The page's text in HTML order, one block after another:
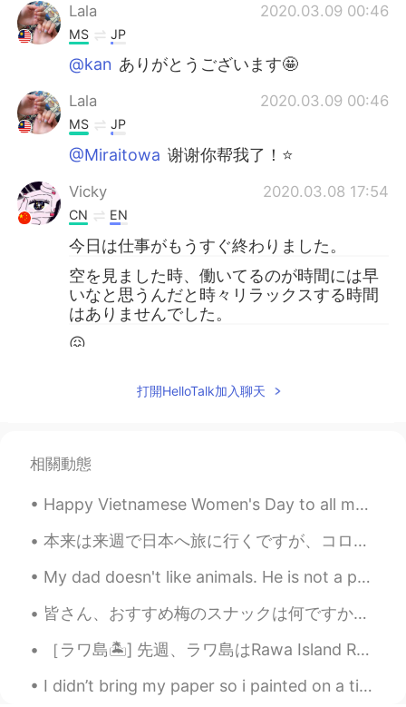
Lala 2020.03.09 00:46
MS JP
@kan ありがとうございます🤩
Lala 2020.03.09 00:46
MS JP
@Miraitowa 谢谢你帮我了！⭐️
Vicky 2020.03.08 17:54
CN EN
今日は仕事がもうすぐ終わりました。
空を見ました時、働いてるのが時間には早
いなと思うんだと時々リラックスする時間
はありませんでした。
😖
うから多くの色を見ました。
🥰
じゃなかったね。
一つはフロントから撮りましたともう一つ
は裏からだった。
綺麗空が見ました！
💕
ところで、明日は私の休みの日ので嬉しい
です！
多分、言語を勉強します、家にもうリラッ
打開HelloTalk加入聊天
相關動態
Happy Vietnamese Women's Day to all my veitnam friends ~ 😃 Chúc mừng ngày phụ nữ việt nam Chú...
本来は来週で日本へ旅に行くですが、コロナのせいでキャンセルしたので凄く残念です またこの目で色んな景色を見て、沢山の人に会って、色んな事を経験して、皆の文化に触れるのは楽しいです 何度でも行...
My dad doesn't like animals. He is not a person that would think of having a pet. But recently th...
皆さん、おすすめ梅のスナックは何ですか？ 私はいつも梅が好きから今週梅スナックを食べた。もっと塩っぱくて、酸っぱいと思うけど全然違うの。これの味は以上梅スナックはように異なるでした。マイルドな味...
［ラワ島🏝️] 先週、ラワ島はRawa Island Resortに行って来ました~~とても綺麗な島です! 色々お部屋タイプがあります。私の部屋はビーチの前タイプです。素敵なぁ~~🏖️ ...
I didn’t bring my paper so i painted on a tissue paper instead 😂 Killing some time, chilling in a...